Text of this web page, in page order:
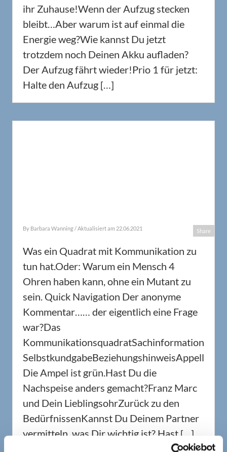
ihr Zuhause!Wenn der Aufzug stecken
bleibt…Aber warum ist auf einmal die
Energie weg?Wie kannst Du jetzt
trotzdem noch Deinen Akku aufladen?
Der Aufzug fährt wieder!Prio 1 für jetzt:
Halte den Aufzug […]
Share
By Barbara Wanning/ Aktualisiert am 22.06.2021
Was ein Quadrat mit Kommunikation zu
tun hat.Oder: Warum ein Mensch 4
Ohren haben kann, ohne ein Mutant zu
sein. Quick Navigation Der anonyme
Kommentar…… der eigentlich eine Frage
war?Das
KommunikationsquadratSachinformation
SelbstkundgabeBeziehungshinweisAppell
Die Ampel ist grün.Hast Du die
Nachspeise anders gemacht?Franz Marc
und Dein LieblingsohrZurück zu den
BedürfnissenKannst Du Deinem Partner
vermitteln, was Dir wichtig ist? Hast […]